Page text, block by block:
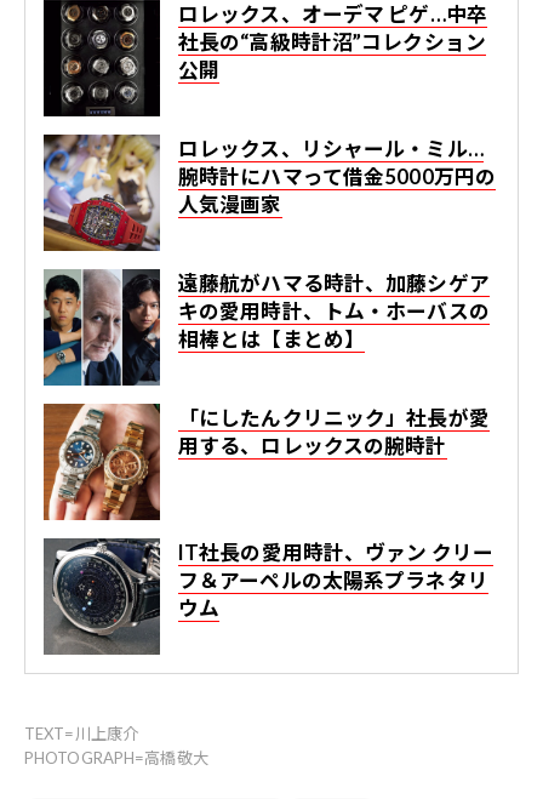
ロレックス、オーデマ ピゲ…中卒
社長の“高級時計沼”コレクション
公開
ロレックス、リシャール・ミル…
腕時計にハマって借金5000万円の
人気漫画家
遠藤航がハマる時計、加藤シゲア
キの愛用時計、トム・ホーバスの
相棒とは【まとめ】
「にしたんクリニック」社長が愛
用する、ロレックスの腕時計
IT社長の愛用時計、ヴァン クリー
フ＆アーペルの太陽系プラネタリ
ウム
TEXT=川上康介
PHOTOGRAPH=高橋敬大